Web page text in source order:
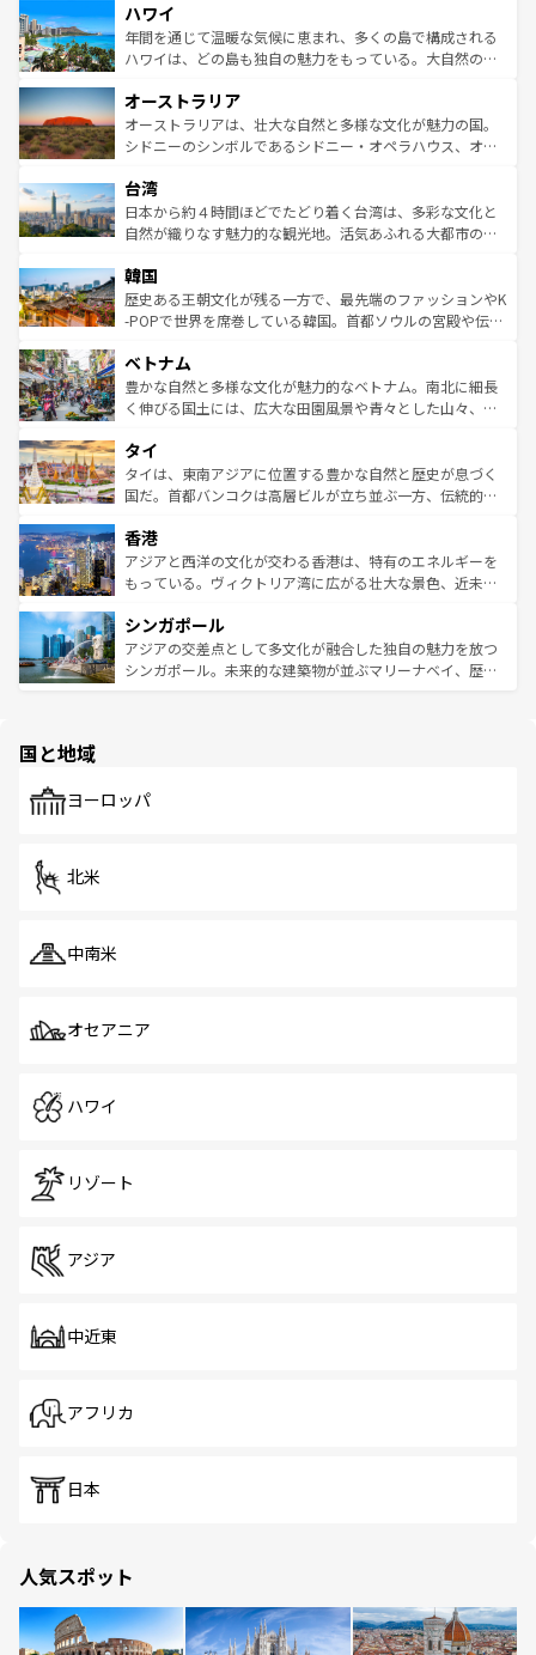
ば市内交通費無料で観光を楽しむこともできる。 なお、新
着のスイス情報はコンテンツ一覧 を参照してほしい。
のような巨大都市は、観光、ショッピング、エンターテイ
ンメントが詰まった刺激的なスポットだ。一方、アメリカ
西部には大自然が広がり、グランドキャニオンやイエロー
部のニューオーリンズでは、音楽と美食が融合した独特の
文化が魅力。旅行者はアメリカの各地域で異なる魅力を楽
しみながら、その多様性と豊かな歴史を感じることができ
ならではの贅沢な旅のスタイルだ。 なお、新着のアメリカ
情報はコンテンツ一覧を参照してほしい。
ハワイ
年間を通じて温暖な気候に恵まれ、多くの島で構成される
ハワイは、どの島も独自の魅力をもっている。大自然の神
ワイ島は見逃せない。また、定番の観光地といえばオアフ
島だが、静かな自然を求めるならマウイ島やカウアイ島が
おすすめ。エメラルドグリーンに輝く海をはじめ、豊かな
れるおもてなしの心で訪れる人々を迎えてくれるハワイの
人々、おいしいローカルフードやハワイアンミュージッ
ク、伝統的なフラダンスなど、すべてがハワイの魅力を彩
ワイを、存分に味わってほしい。 なお、新着のハワイ情報
はコンテンツ一覧を参照してほしい。
オーストラリア
オーストラリアは、壮大な自然と多様な文化が魅力の国。
シドニーのシンボルであるシドニー・オペラハウス、オー
リアリーフや大陸中央部にそびえるウルル（エアーズロッ
ク）、タスマニアの美しい原生林やケアンズの熱帯雨林な
ど、見どころがたくさん。また、カフェやワイン、オージ
いる。アクティビティも充実しており、サーフィンやダイ
ビング、ハイキングなど、アウトドア好きにはたまらな
い。オーストラリアの多彩な魅力を存分に味わいつくそ
参照してほしい。
台湾
日本から約４時間ほどでたどり着く台湾は、多彩な文化と
自然が織りなす魅力的な観光地。活気あふれる大都市の台
ン）、静ひつな山岳地帯である台湾東部など、都市の喧騒
と山間の静けさが共存しており、訪れる人に新しい発見と
驚きをもたらしてくれる。また、奥深い台湾の食文化も魅
容にもいいと評判のスイーツなど、バラエティ豊かな料理
が味わえる。 なお、新着の台湾情報は コンテンツ一覧を参
照してほしい。
韓国
歴史ある王朝文化が残る一方で、最先端のファッションやK
-POPで世界を席巻している韓国。首都ソウルの宮殿や伝統
き、地方に足を延ばせば四季折々の自然美を楽しむことが
できる。そして、キムチや焼肉、絶品のストリートフード
まで、さまざまな韓国料理が待っている。夜には、韓国な
リティに包まれながら、韓国の多彩な魅力を心ゆくまで味
わってみてほしい。 なお、新着の韓国情報はコンテンツ一
覧を参照してほしい。
ベトナム
豊かな自然と多様な文化が魅力的なベトナム。南北に細長
く伸びる国土には、広大な田園風景や青々とした山々、世
急速な発展と共に伝統が息づく。ハノイの古い町並みやホ
ーチミン市のフランス統治時代の建物も、独特の雰囲気を
醸し出している。また、バラエティの豊かさとおいしさで
とつ。フォーやバインミー、ベトナムコーヒーなどは、ぜ
ひ現地で味わいたい。どの地域を訪れてもあたたかい人々
が旅行者を迎えてくれるので、きっと忘れられない旅にな
参照してほしい。
タイ
タイは、東南アジアに位置する豊かな自然と歴史が息づく
国だ。首都バンコクは高層ビルが立ち並ぶ一方、伝統的な
の活気が交差している。北部ではチェンマイなどの山岳地
帯で自然と触れ合い、南部ではプーケットやクラビの美し
いビーチでリゾート気分を楽しむことができる。タイ料理
激する。気候は一年中温暖で、どの季節にも異なる楽しみ
が待っている。親しみやすいタイの人々、仏教を中心とし
た文化、そして多様な観光資源が、訪れる旅人を魅了し続
香港
アジアと西洋の文化が交わる香港は、特有のエネルギーを
もっている。ヴィクトリア湾に広がる壮大な景色、近未来
み、どこを訪れても感動するはず。観光スポットが密集し
ており、効率よく見どころを回れるのも魅力。息をのむよ
うな絶景から文化的な体験まで、香港を存分に楽しみ尽く
シンガポール
アジアの交差点として多文化が融合した独自の魅力を放つ
シンガポール。未来的な建築物が並ぶマリーナベイ、歴史
で、ホーカーズは地元の風情を楽しめる外せないスポット
国と地域
ヨーロッパ
北米
中南米
オセアニア
ハワイ
リゾート
アジア
中近東
アフリカ
日本
人気スポット